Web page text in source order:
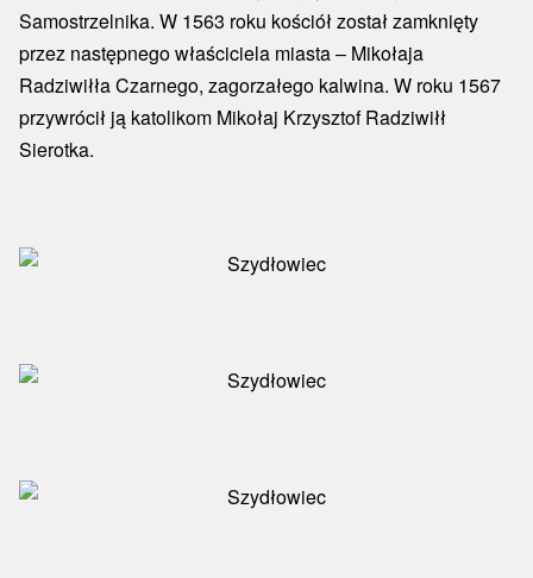
Samostrzelnika. W 1563 roku kościół został zamknięty
przez następnego właściciela miasta – Mikołaja
Radziwiłła Czarnego, zagorzałego kalwina. W roku 1567
przywrócił ją katolikom Mikołaj Krzysztof Radziwiłł
Sierotka.